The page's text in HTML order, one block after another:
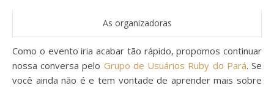
As organizadoras
Como o evento iria acabar tão rápido, propomos continuar
nossa conversa pelo Grupo de Usuários Ruby do Pará. Se
você ainda não é e tem vontade de aprender mais sobre